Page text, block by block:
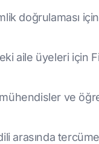
doğrulaması
aile üyeleri için
ve
arasında